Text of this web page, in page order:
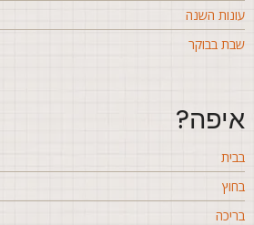
השנה
בבוקר